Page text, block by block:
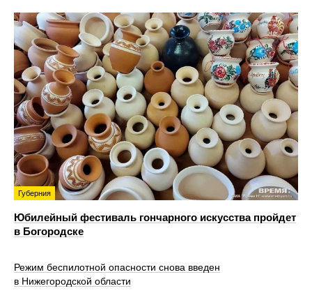
Губерния
Юбилейный фестиваль гончарного искусства пройдет
в Богородске
Режим беспилотной опасности снова введен
в Нижегородской области